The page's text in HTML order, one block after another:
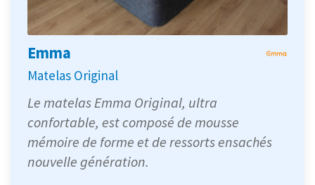
Emma
Matelas Original
Le matelas Emma Original, ultra
confortable, est composé de mousse
mémoire de forme et de ressorts ensachés
nouvelle génération.